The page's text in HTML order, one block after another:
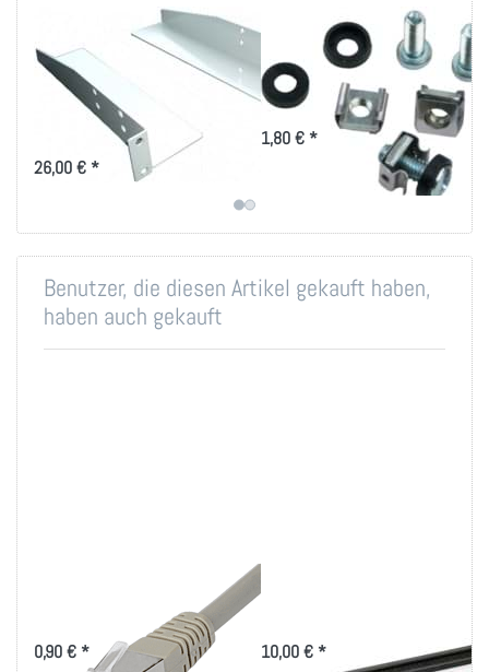
Universalgleitschiene
1HE als
Gerätestütze
Tragehilfe für tiefe 19"-Einbauten
26,00 € *
Montageset M6 für
19 Zoll-Technik
Montageset für 19 Zoll
Befestigung
1,80 € *
Benutzer, die diesen Artikel gekauft haben,
haben auch gekauft
0,90 € * 10,00 € *